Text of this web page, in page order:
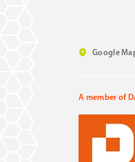
Google
A member of